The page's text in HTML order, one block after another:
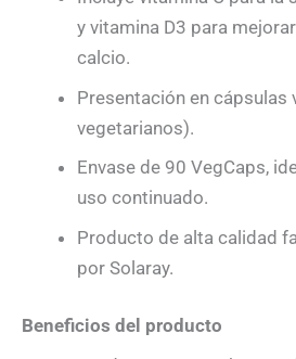
y vitamina D3 para
calcio.
Presentación en cápsulas
vegetarianos).
Envase de 90 VegCaps,
uso continuado.
Producto de alta calidad
por Solaray.
Beneficios del producto